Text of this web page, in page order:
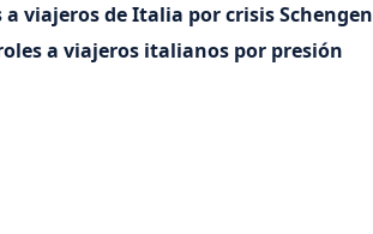
viajeros de Italia por crisis Schengen
a viajeros italianos por presión